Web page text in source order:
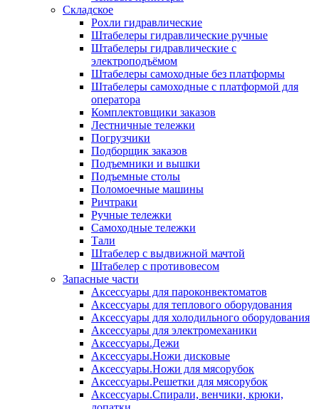
Складское
Рохли гидравлические
Штабелеры гидравлические ручные
Штабелеры гидравлические с
электроподъёмом
Штабелеры самоходные без платформы
Штабелеры самоходные с платформой для
оператора
Комплектовщики заказов
Лестничные тележки
Погрузчики
Подборщик заказов
Подъемники и вышки
Подъемные столы
Поломоечные машины
Ричтраки
Ручные тележки
Самоходные тележки
Тали
Штабелер с выдвижной мачтой
Штабелер с противовесом
Запасные части
Аксессуары для пароконвектоматов
Аксессуары для теплового оборудования
Аксессуары для холодильного оборудования
Аксессуары для электромеханики
Аксессуары.Дежи
Аксессуары.Ножи дисковые
Аксессуары.Ножи для мясорубок
Аксессуары.Решетки для мясорубок
Аксессуары.Спирали, венчики, крюки,